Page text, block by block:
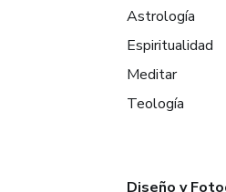
Astrología
Espiritualidad
Meditar
Teología
Diseño y